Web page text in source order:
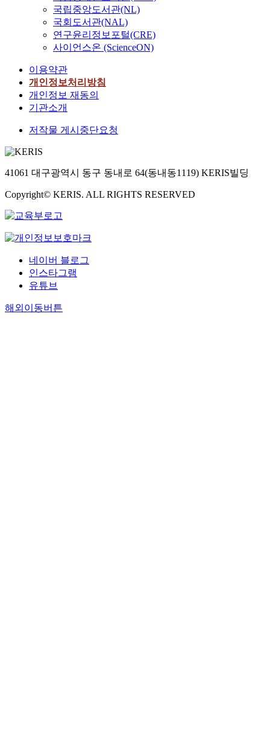
국립중앙도서관(NL)
국회도서관(NAL)
연구윤리정보포털(CRE)
사이언스온 (ScienceON)
이용약관
개인정보처리방침
개인정보 재동의
기관소개
저작물 게시중단요청
41061 대구광역시 동구 동내로 64(동내동1119) KERIS빌딩
Copyright© KERIS. ALL RIGHTS RESERVED
네이버 블로그
인스타그램
유튜브
해외이동버튼